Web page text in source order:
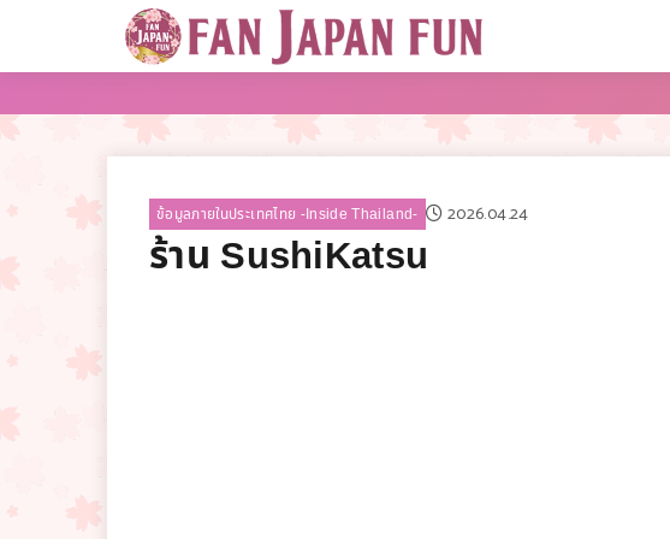
ข้อมูลภายในประเทศไทย -Inside Thailand- 2026.04.24
ร้าน SushiKatsu